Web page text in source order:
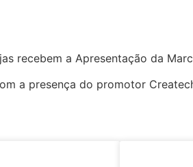
recebem a Apresentação da
a presença do promotor